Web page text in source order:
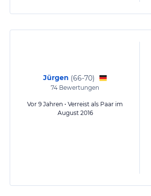
Jürgen (66-70)
74 Bewertungen
Vor 9 Jahren • Verreist als Paar im
August 2016